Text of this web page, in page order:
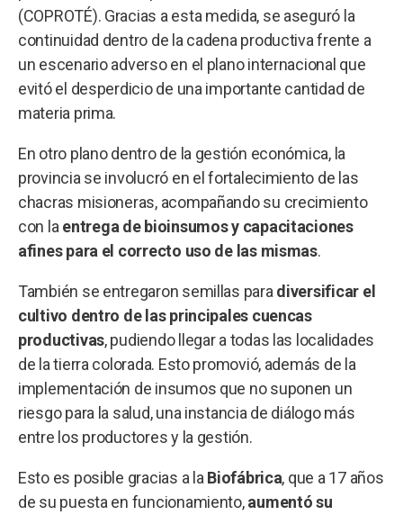
(COPROTÉ). Gracias a esta medida, se aseguró la
continuidad dentro de la cadena productiva frente a
un escenario adverso en el plano internacional que
evitó el desperdicio de una importante cantidad de
materia prima.
En otro plano dentro de la gestión económica, la
provincia se involucró en el fortalecimiento de las
chacras misioneras, acompañando su crecimiento
con la entrega de bioinsumos y capacitaciones
afines para el correcto uso de las mismas.
También se entregaron semillas para diversificar el
cultivo dentro de las principales cuencas
productivas, pudiendo llegar a todas las localidades
de la tierra colorada. Esto promovió, además de la
implementación de insumos que no suponen un
riesgo para la salud, una instancia de diálogo más
entre los productores y la gestión.
Esto es posible gracias a la Biofábrica, que a 17 años
de su puesta en funcionamiento,aumentó su